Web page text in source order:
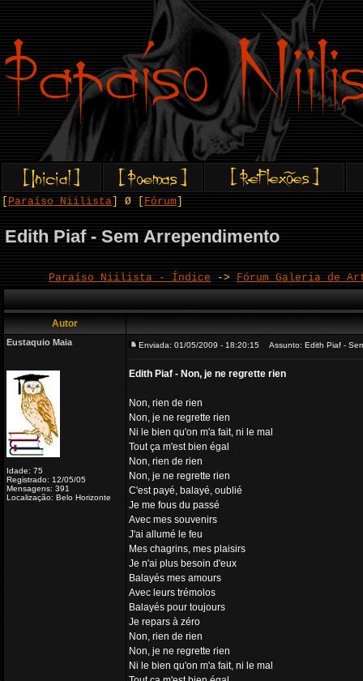
Paraíso Niilista ] Ø [ Fórum
Edith Piaf - Sem Arrependimento
Paraíso Niilista - Índice -> Fórum Galeria de
Autor
Eustaquio Maia
Idade: 75
Registrado: 12/05/05
Mensagens: 391
Localização: Belo Horizonte
Enviada: 01/05/2009 - 18:20:15 Assunto: Edith Piaf -
Edith Piaf - Non, je ne regrette rien
Non, rien de rien
Non, je ne regrette rien
Ni le bien qu'on m'a fait, ni le mal
Tout ça m'est bien égal
Non, rien de rien
Non, je ne regrette rien
C'est payé, balayé, oublié
Je me fous du passé
Avec mes souvenirs
J'ai allumé le feu
Mes chagrins, mes plaisirs
Je n'ai plus besoin d'eux
Balayés mes amours
Avec leurs trémolos
Balayés pour toujours
Je repars à zéro
Non, rien de rien
Non, je ne regrette rien
Ni le bien qu'on m'a fait, ni le mal